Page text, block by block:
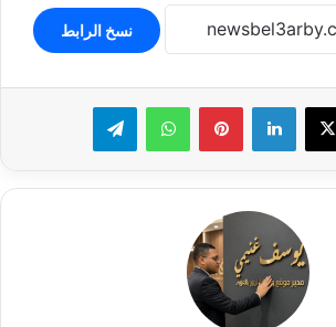
نسخ الرابط
لينكدإن بينتيريستواتساب تيلقرام